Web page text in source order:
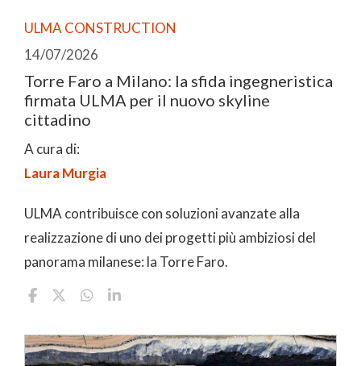
ULMA CONSTRUCTION
14/07/2026
Torre Faro a Milano: la sfida ingegneristica
firmata ULMA per il nuovo skyline
cittadino
A cura di:
Laura Murgia
ULMA contribuisce con soluzioni avanzate alla
realizzazione di uno dei progetti più ambiziosi del
panorama milanese: la Torre Faro.